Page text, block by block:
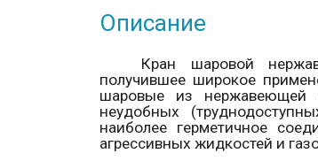
Описание
Кран шаровой
получившее широкое
шаровые из нержавеющей
неудобных
наиболее герметичное
агрессивных жидкостей и